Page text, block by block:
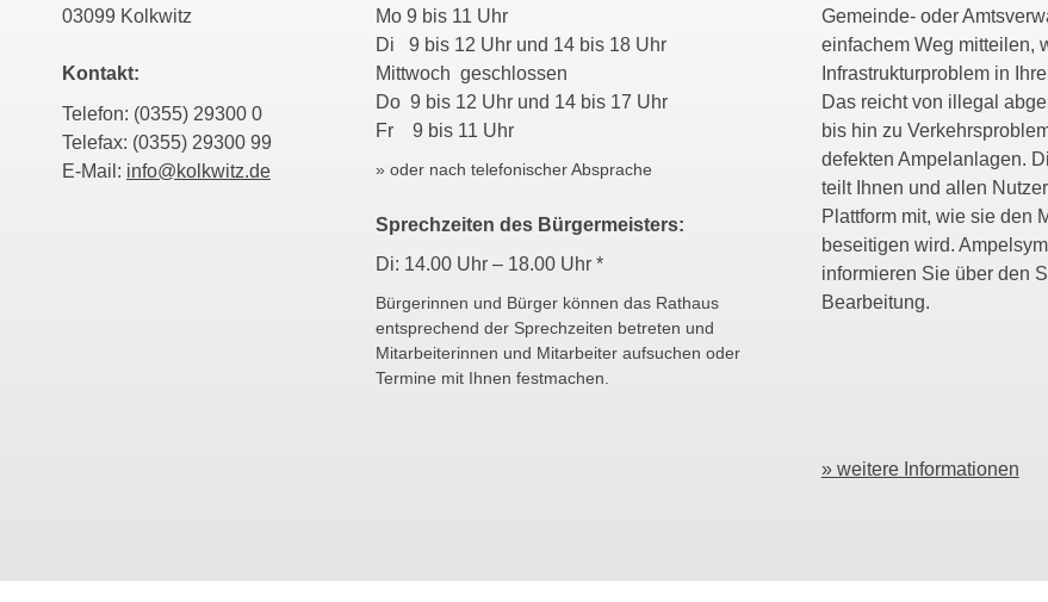
03099 Kolkwitz
Kontakt:
Telefon: (0355) 29300 0
Telefax: (0355) 29300 99
E-Mail: info@kolkwitz.de
Mo 9 bis 11 Uhr
Di 9 bis 12 Uhr und 14 bis 18 Uhr
Mittwoch geschlossen
Do 9 bis 12 Uhr und 14 bis 17 Uhr
Fr 9 bis 11 Uhr
» oder nach telefonischer Absprache
Sprechzeiten des Bürgermeisters:
Di: 14.00 Uhr – 18.00 Uhr *
Bürgerinnen und Bürger können das Rathaus
entsprechend der Sprechzeiten betreten und
Mitarbeiterinnen und Mitarbeiter aufsuchen oder
Termine mit Ihnen festmachen.
Gemeinde- oder
einfachem Weg mitteilen,
Infrastrukturproblem in
Das reicht von illegal
bis hin zu
defekten Ampelanlagen.
teilt Ihnen und allen
Plattform mit, wie sie den
beseitigen wird.
informieren Sie über den
Bearbeitung.
» weitere Informationen